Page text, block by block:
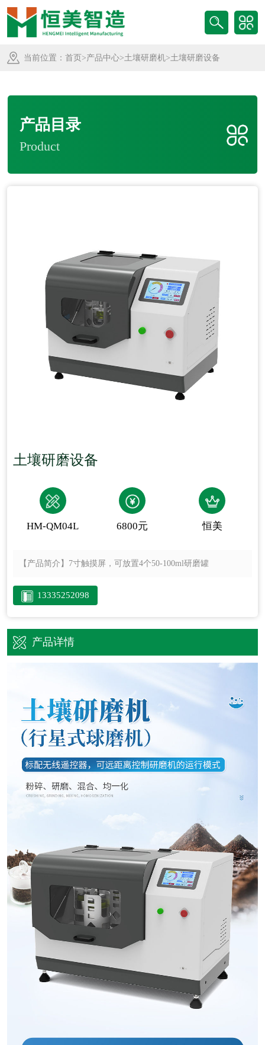
当前位置： 首页 >产品中心>土壤研磨机>土壤研磨设备
产品目录
Product
土壤研磨设备
HM-QM04L 6800元 恒美
【产品简介】 7寸触摸屏，可放置4个50-100ml研磨罐
13335252098
产品详情